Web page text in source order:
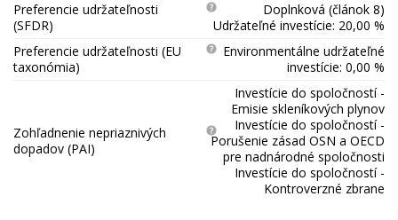
Preferencie udržateľnosti
(SFDR)
Doplnková (článok 8)
Udržateľné investície: 20,00 %
Preferencie udržateľnosti (EU
taxonómia)
Environmentálne udržateľné
investície: 0,00 %
Zohľadnenie nepriaznivých
dopadov (PAI)
Investície do spoločností -
Emisie skleníkových plynov
Investície do spoločností -
Porušenie zásad OSN a OECD
pre nadnárodné spoločnosti
Investície do spoločností -
Kontroverzné zbrane